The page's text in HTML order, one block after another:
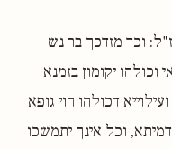
וכד מזדכך בר נש
וכולהו יקומון בזמנא
דכולהו הוי גופא
וכל אינך יתמשכו